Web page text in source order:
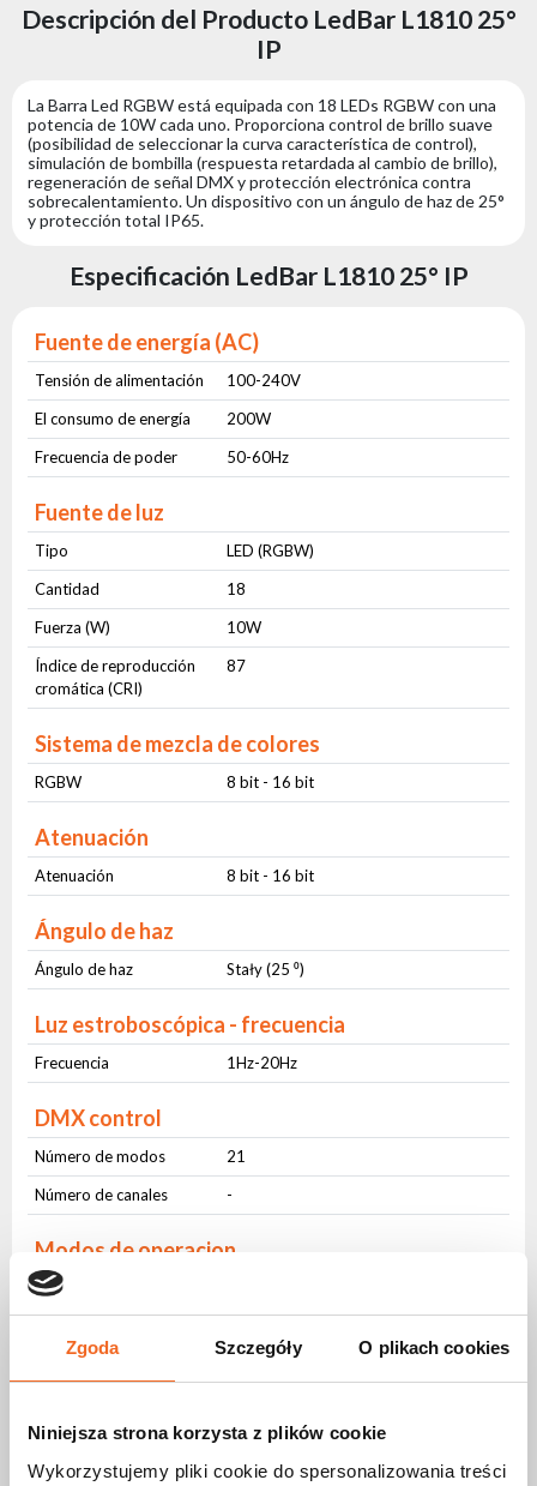
Zgoda Szczegóły O plikach cookies
Niniejsza strona korzysta z plików cookie
Wykorzystujemy pliki cookie do spersonalizowania treści
Descripción del Producto LedBar L1810 25°
IP
La Barra Led RGBW está equipada con 18 LEDs RGBW con una
potencia de 10W cada uno. Proporciona control de brillo suave
(posibilidad de seleccionar la curva característica de control),
simulación de bombilla (respuesta retardada al cambio de brillo),
regeneración de señal DMX y protección electrónica contra
sobrecalentamiento. Un dispositivo con un ángulo de haz de 25°
y protección total IP65.
Especificación LedBar L1810 25° IP
Fuente de energía (AC)
Tensión de alimentación
100-240V
El consumo de energía
200W
Frecuencia de poder
50-60Hz
Fuente de luz
Tipo
LED (RGBW)
Cantidad
18
Fuerza (W)
10W
Índice de reproducción
cromática (CRI)
87
Sistema de mezcla de colores
RGBW 8 bit - 16 bit
Atenuación
Atenuación 8 bit - 16 bit
Ángulo de haz
Ángulo de haz Stały (25 ⁰)
Luz estroboscópica - frecuencia
Frecuencia 1Hz-20Hz
DMX control
Número de modos
21
Número de canales
-
Modos de operacion
DMX512
Interfaz de usuario